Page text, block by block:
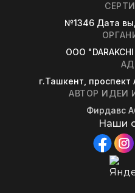
№1346 Дата
OOO
г.Ташкент,
АВТОР ИДЕИ
Фирдавс
Наши